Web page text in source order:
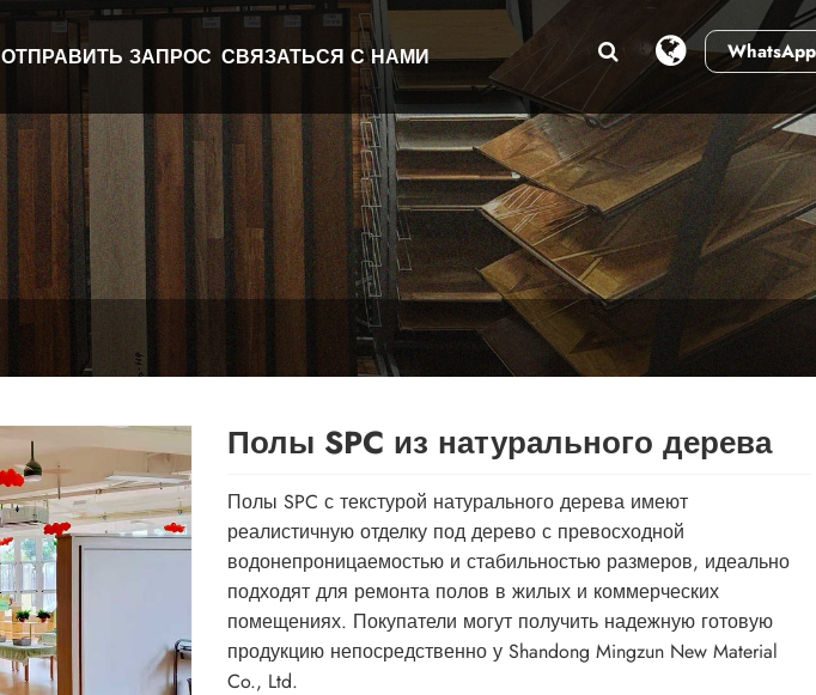
WhatsApp
ОТПРАВИТЬ ЗАПРОС СВЯЗАТЬСЯ С НАМИ
Полы SPC из натурального дерева
Полы SPC с текстурой натурального дерева имеют
реалистичную отделку под дерево с превосходной
водонепроницаемостью и стабильностью размеров, идеально
подходят для ремонта полов в жилых и коммерческих
помещениях. Покупатели могут получить надежную готовую
продукцию непосредственно у Shandong Mingzun New Material
Co., Ltd.